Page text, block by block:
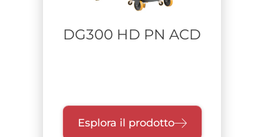
DG300 HD PN ACD
Esplora il prodotto